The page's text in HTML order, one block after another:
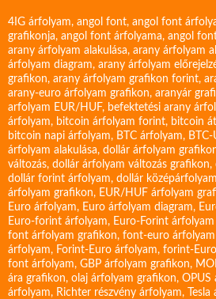
4IG árfolyam, angol font, angol font
grafikonja, angol font árfolyama, angol
arany árfolyam alakulása, arany árfolyam
árfolyam diagram, arany árfolyam
grafikon, arany árfolyam grafikon forint,
arany-euro árfolyam grafikon, aranyár
arfolyam EUR/HUF, befektetési arany
árfolyam, bitcoin árfolyam forint, bitcoin
bitcoin napi árfolyam, BTC árfolyam,
árfolyam alakulása, dollár árfolyam
változás, dollár árfolyam változás grafikon,
dollár forint árfolyam, dollár középárfolyam
árfolyam grafikon, EUR/HUF árfolyam
Euro árfolyam, Euro árfolyam diagram,
Euro-forint árfolyam, Euro-Forint
font árfolyam grafikon, font-euro
árfolyam, Forint-Euro árfolyam, forint-
font árfolyam, GBP árfolyam grafikon,
ára grafikon, olaj árfolyam grafikon, OPUS
árfolyam, Richter részvény árfolyam,